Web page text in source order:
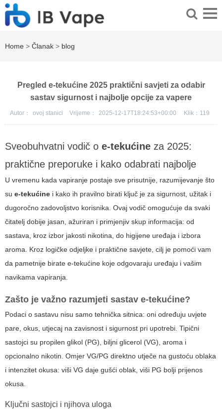
Home > Članak > blog
Pregled e-tekućine 2025 praktični savjeti za odabir
sastav sigurnost i najbolje opcije za vapere
Autor： ovoj stanici Vrijeme： 2025-12-17T18:24:53+00:00 Klik： 119
Sveobuhvatni vodič o e-tekućine za 2025:
praktične preporuke i kako odabrati najbolje
U vremenu kada vapiranje postaje sve prisutnije, razumijevanje što
su e-tekućine i kako ih pravilno birati ključ je za sigurnost, užitak i
dugoročno zadovoljstvo korisnika. Ovaj vodič omogućuje da svaki
čitatelj dobije jasan, ažuriran i primjenjiv skup informacija: od
sastava, kroz izbor jakosti nikotina, do higijene uređaja i izbora
aroma. Kroz logičke odjeljke i praktične savjete, cilj je pomoći vam
da pametnije birate e-tekućine koje odgovaraju uređaju i vašim
navikama vapiranja.
Zašto je važno razumjeti sastav e-tekućine?
Podaci o sastavu nisu samo tehnička sitnica: oni određuju uvjete
pare, okus, utjecaj na zavisnost i sigurnost pri upotrebi. Tipični
sastojci su propilen glikol (PG), biljni glicerol (VG), aroma i
opcionalno nikotin. Omjer VG/PG direktno utječe na gustoću oblaka
i intenzitet okusa: viši VG daje gušći oblak, viši PG bolji prijenos
okusa.
Ključni sastojci i njihova uloga